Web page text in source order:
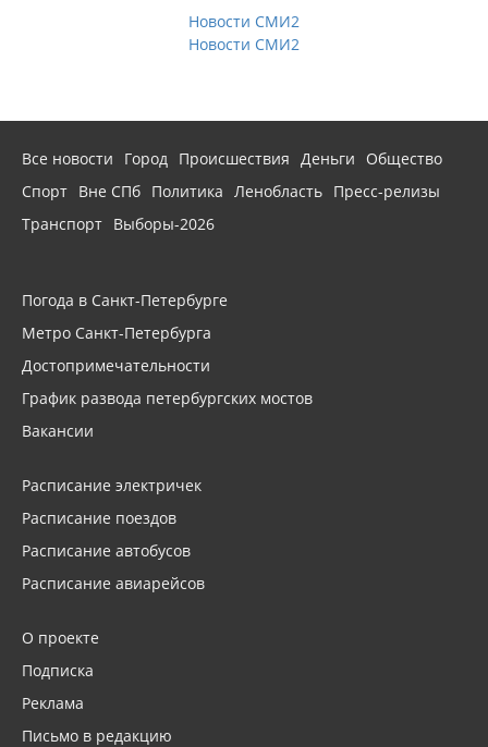
Новости СМИ2
Новости СМИ2
Все новости Город Происшествия Деньги
Общество
Спорт Вне СПб Политика Ленобласть Пресс-релизы
Транспорт Выборы-2026
Погода в Санкт-Петербурге
Метро Санкт-Петербурга
Достопримечательности
График развода петербургских мостов
Вакансии
Расписание электричек
Расписание поездов
Расписание автобусов
Расписание авиарейсов
О проекте
Подписка
Реклама
Письмо в редакцию